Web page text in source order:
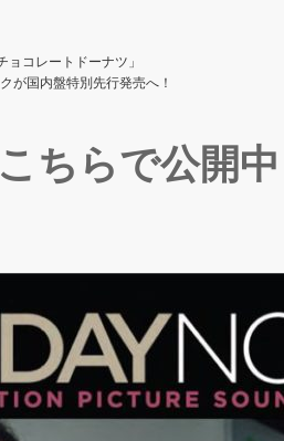
コレートドーナツ」
が国内盤特別先行発売へ！
ちらで公開中